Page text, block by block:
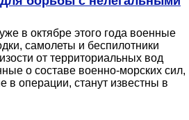
в октябре этого года военные
самолеты и беспилотники
от территориальных вод
о составе военно-морских сил,
в операции, станут известны в